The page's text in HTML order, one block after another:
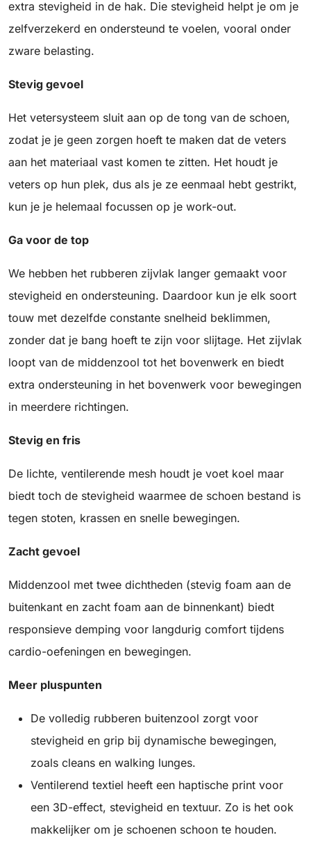
extra stevigheid in de hak. Die stevigheid helpt je om je
zelfverzekerd en ondersteund te voelen, vooral onder
zware belasting.
Stevig gevoel
Het vetersysteem sluit aan op de tong van de schoen,
zodat je je geen zorgen hoeft te maken dat de veters
aan het materiaal vast komen te zitten. Het houdt je
veters op hun plek, dus als je ze eenmaal hebt gestrikt,
kun je je helemaal focussen op je work-out.
Ga voor de top
We hebben het rubberen zijvlak langer gemaakt voor
stevigheid en ondersteuning. Daardoor kun je elk soort
touw met dezelfde constante snelheid beklimmen,
zonder dat je bang hoeft te zijn voor slijtage. Het zijvlak
loopt van de middenzool tot het bovenwerk en biedt
extra ondersteuning in het bovenwerk voor bewegingen
in meerdere richtingen.
Stevig en fris
De lichte, ventilerende mesh houdt je voet koel maar
biedt toch de stevigheid waarmee de schoen bestand is
tegen stoten, krassen en snelle bewegingen.
Zacht gevoel
Middenzool met twee dichtheden (stevig foam aan de
buitenkant en zacht foam aan de binnenkant) biedt
responsieve demping voor langdurig comfort tijdens
cardio-oefeningen en bewegingen.
Meer pluspunten
De volledig rubberen buitenzool zorgt voor
stevigheid en grip bij dynamische bewegingen,
zoals cleans en walking lunges.
Ventilerend textiel heeft een haptische print voor
een 3D-effect, stevigheid en textuur. Zo is het ook
makkelijker om je schoenen schoon te houden.